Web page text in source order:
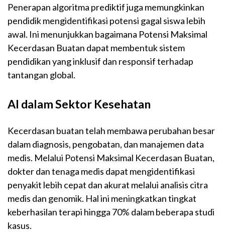
Penerapan algoritma prediktif juga memungkinkan
pendidik mengidentifikasi potensi gagal siswa lebih
awal. Ini menunjukkan bagaimana Potensi Maksimal
Kecerdasan Buatan dapat membentuk sistem
pendidikan yang inklusif dan responsif terhadap
tantangan global.
AI dalam Sektor Kesehatan
Kecerdasan buatan telah membawa perubahan besar
dalam diagnosis, pengobatan, dan manajemen data
medis. Melalui Potensi Maksimal Kecerdasan Buatan,
dokter dan tenaga medis dapat mengidentifikasi
penyakit lebih cepat dan akurat melalui analisis citra
medis dan genomik. Hal ini meningkatkan tingkat
keberhasilan terapi hingga 70% dalam beberapa studi
kasus.